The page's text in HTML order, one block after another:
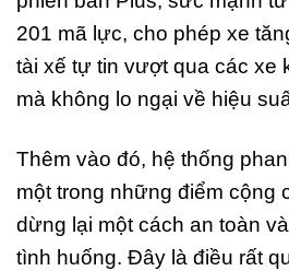
201 mã lực, cho phép xe
tài xế tự tin vượt qua các xe
mà không lo ngại về hiệu
Thêm vào đó, hệ thống
một trong những điểm cộng
dừng lại một cách an toàn
tình huống. Đây là điều rất